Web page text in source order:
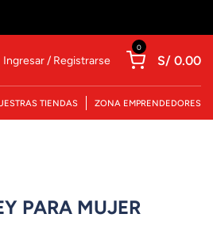
Ingresar / Registrarse
0
S/ 0.00
TIENDAS ZONA EMPRENDEDORES
PARA MUJER